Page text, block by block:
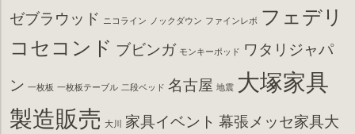
ゼブラウッド ニコライン ノックダウン ファインレボ フェデリ
コセコンド ブビンガ モンキーポッド ワタリジャパ
ン 一枚板 一枚板テーブル 二段ベッド 名古屋 地震 大塚家具
製造販売 大川 家具イベント 幕張メッセ家具大